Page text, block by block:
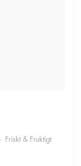
Friskt & Fruktigt